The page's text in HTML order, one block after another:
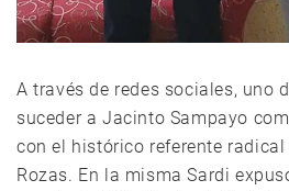
A través de redes sociales, uno
suceder a Jacinto Sampayo
con el histórico referente radical
Rozas. En la misma Sardi